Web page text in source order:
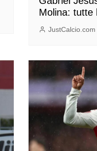
Molina: tutte
JustCalcio.com